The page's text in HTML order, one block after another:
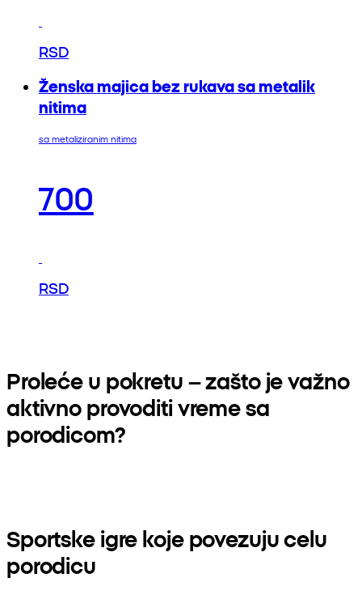
RSD
Ženska majica bez rukava sa metalik
nitima
sa metaliziranim nitima
700
RSD
Proleće u pokretu – zašto je važno
aktivno provoditi vreme sa
porodicom?
Sportske igre koje povezuju celu
porodicu